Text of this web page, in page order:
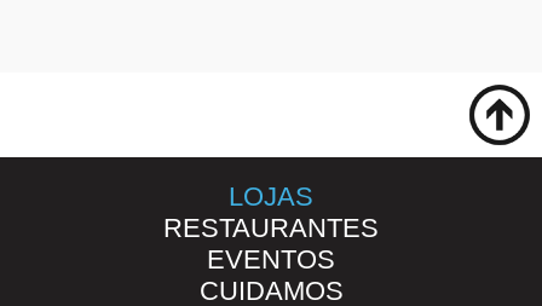
LOJAS
RESTAURANTES
EVENTOS
CUIDAMOS